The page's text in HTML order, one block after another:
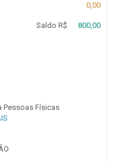
0,00
Saldo R$ 800,00
Pessoas Físicas